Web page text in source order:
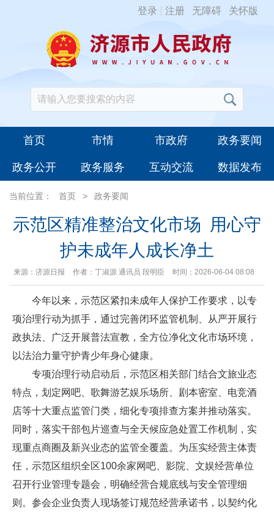
登录 注册 无障碍 关怀版
首页 市情 市政府 政务要闻
政务公开 政务服务 互动交流 数据发布
当前位置： 首页 > 政务要闻
示范区精准整治文化市场 用心守
护未成年人成长净土
来源：济源日报 作者：丁淑源 通讯员 段明臣 时间：2026-06-04 08:08
今年以来，示范区紧扣未成年人保护工作要求，以专
项治理行动为抓手，通过完善闭环监管机制、从严开展行
政执法、广泛开展普法宣教，全方位净化文化市场环境，
以法治力量守护青少年身心健康。
专项治理行动启动后，示范区相关部门结合文旅业态
特点，划定网吧、歌舞游艺娱乐场所、剧本密室、电竞酒
店等十大重点监管门类，细化专项排查方案并推动落实。
同时，落实干部包片巡查与全天候应急处置工作机制，实
现重点商圈及新兴业态的监管全覆盖。为压实经营主体责
任，示范区组织全区100余家网吧、影院、文娱经营单位
召开行业管理专题会，明确经营合规底线与安全管理细
则。参会企业负责人现场签订规范经营承诺书，以契约化